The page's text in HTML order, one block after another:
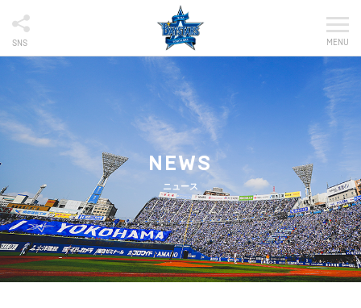
SNS MENU
NEWS
ニュース